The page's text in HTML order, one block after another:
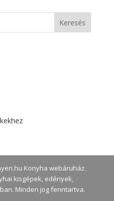
Konyha webáruház.
kisgépek, edények,
Minden jog fenntartva.